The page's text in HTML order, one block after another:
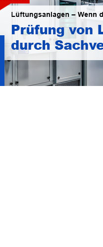
die Geburtstagskinder der
LüKK